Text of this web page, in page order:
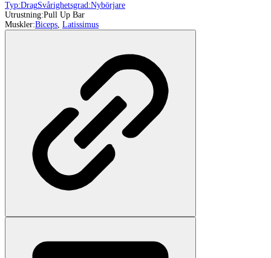
Typ:DragSvårighetsgrad:Nybörjare
Utrustning:Pull Up Bar
Muskler:Biceps, Latissimus